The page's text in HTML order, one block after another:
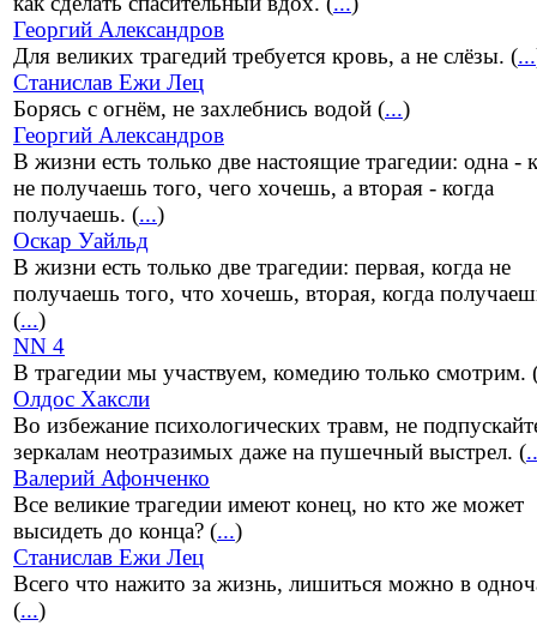
Георгий Александров
Для великих трагедий требуется кровь, а не слёзы. (...
Станислав Ежи Лец
Борясь с огнём, не захлебнись водой (...)
Георгий Александров
В жизни есть только две настоящие трагедии: одна -
не получаешь того, чего хочешь, а вторая - когда
получаешь. (...)
Оскар Уайльд
В жизни есть только две трагедии: первая, когда не
получаешь того, что хочешь, вторая, когда
(...)
NN 4
В трагедии мы участвуем, комедию только смотрим.
Олдос Хаксли
Во избежание психологических травм, не
зеркалам неотразимых даже на пушечный выстрел. (
Валерий Афонченко
Все великие трагедии имеют конец, но кто же может
высидеть до конца? (...)
Станислав Ежи Лец
Всего что нажито за жизнь, лишиться можно в
(...)